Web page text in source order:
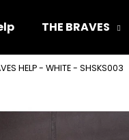
THE BRAVES
HELP - WHITE - SHSKS003
Co